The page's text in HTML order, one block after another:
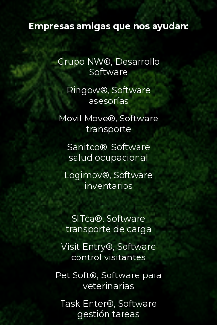
Empresas amigas que nos ayudan:
Grupo NW®, Desarrollo
Software
Ringow®, Software
asesorías
Movil Move®, Software
transporte
Sanitco®, Software
salud ocupacional
Logimov®, Software
inventarios
SITca®, Software
transporte de carga
Visit Entry®, Software
control visitantes
Pet Soft®, Software para
veterinarias
Task Enter®, Software
gestión tareas